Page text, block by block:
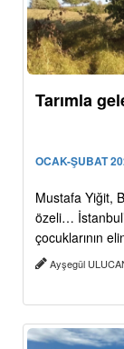
Tarımla
OCAK-ŞUBAT
Mustafa Yiğit,
özeli…
çocuklarının
Ayşegül